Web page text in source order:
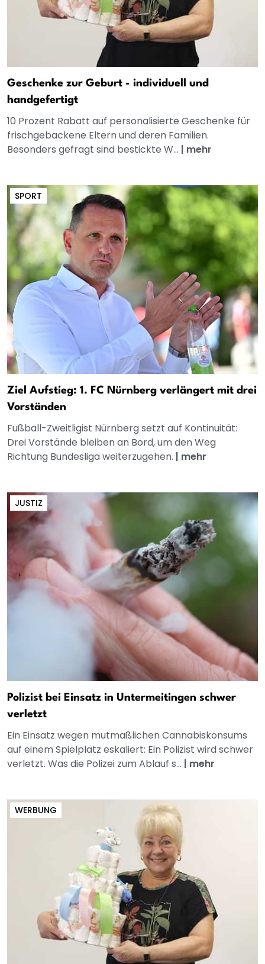
Geschenke zur Geburt - individuell und
handgefertigt
10 Prozent Rabatt auf personalisierte Geschenke für
frischgebackene Eltern und deren Familien.
Besonders gefragt sind bestickte W... | mehr
SPORT
Ziel Aufstieg: 1. FC Nürnberg verlängert mit drei
Vorständen
Fußball-Zweitligist Nürnberg setzt auf Kontinuität:
Drei Vorstände bleiben an Bord, um den Weg
Richtung Bundesliga weiterzugehen. | mehr
JUSTIZ
Polizist bei Einsatz in Untermeitingen schwer
verletzt
Ein Einsatz wegen mutmaßlichen Cannabiskonsums
auf einem Spielplatz eskaliert: Ein Polizist wird schwer
verletzt. Was die Polizei zum Ablauf s... | mehr
WERBUNG